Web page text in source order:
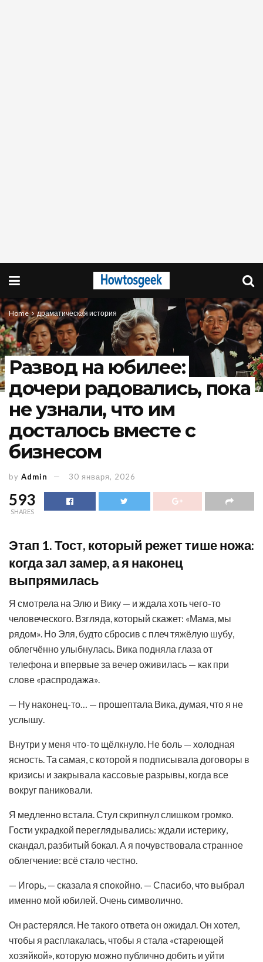
Home драматическая история
Развод на юбилее:
дочери радовались, пока
не узнали, что им
досталось вместе с
бизнесом
by Admin 30 января, 2026
593
SHARES
Этап 1. Тост, который режет тише ножа:
когда зал замер, а я наконец
выпрямилась
Я смотрела на Элю и Вику — и ждала хоть чего-то
человеческого. Взгляда, который скажет: «Мама, мы
рядом». Но Эля, будто сбросив с плеч тяжёлую шубу,
облегчённо улыбнулась. Вика подняла глаза от
телефона и впервые за вечер оживилась — как при
слове «распродажа».
— Ну наконец-то… — прошептала Вика, думая, что я не
услышу.
Внутри у меня что-то щёлкнуло. Не боль — холодная
ясность. Та самая, с которой я подписывала договоры в
кризисы и закрывала кассовые разрывы, когда все
вокруг паниковали.
Я медленно встала. Стул скрипнул слишком громко.
Гости украдкой переглядывались: ждали истерику,
скандал, разбитый бокал. А я почувствовала странное
облегчение: всё стало честно.
— Игорь, — сказала я спокойно. — Спасибо, что выбрал
именно мой юбилей. Очень символично.
Он растерялся. Не такого ответа он ожидал. Он хотел,
чтобы я расплакалась, чтобы я стала «стареющей
хозяйкой», которую можно публично добить и уйти